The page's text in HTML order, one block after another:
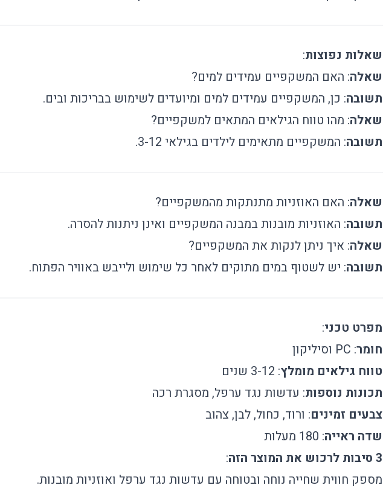
שאלות נפוצות:
שאלה: האם המשקפיים עמידים למים?
תשובה: כן, המשקפיים עמידים למים ומיועדים לשימוש בבריכות ובים.
שאלה: מהו טווח הגילאים המתאים למשקפיים?
תשובה: המשקפיים מתאימים לילדים בגילאי 3-12.
שאלה: האם האוזניות מתנתקות מהמשקפיים?
תשובה: האוזניות מובנות במבנה המשקפיים ואינן ניתנות להסרה.
שאלה: איך ניתן לנקות את המשקפיים?
תשובה: יש לשטוף במים מתוקים לאחר כל שימוש ולייבש באוויר הפתוח.
מפרט טכני:
חומר: PC וסיליקון
טווח גילאים מומלץ: 3-12 שנים
תכונות נוספות: עדשות נגד ערפל, מסגרת רכה
צבעים זמינים: ורוד, כחול, לבן, צהוב
שדה ראייה: 180 מעלות
3 סיבות לרכוש את המוצר הזה
:
מספק חווית שחייה נוחה ובטוחה עם עדשות נגד ערפל ואוזניות מובנות.